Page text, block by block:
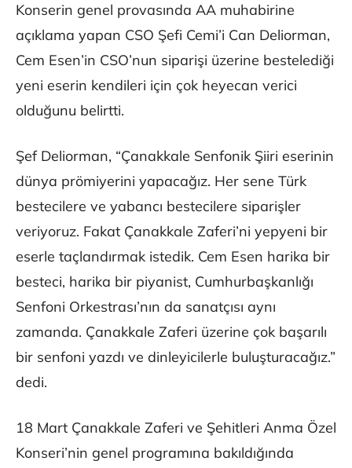
Konserin genel provasında AA muhabirine
açıklama yapan CSO Şefi Cemi’i Can Deliorman,
Cem Esen’in CSO’nun siparişi üzerine bestelediği
yeni eserin kendileri için çok heyecan verici
olduğunu belirtti.
Şef Deliorman, “Çanakkale Senfonik Şiiri eserinin
dünya prömiyerini yapacağız. Her sene Türk
bestecilere ve yabancı bestecilere siparişler
veriyoruz. Fakat Çanakkale Zaferi’ni yepyeni bir
eserle taçlandırmak istedik. Cem Esen harika bir
besteci, harika bir piyanist, Cumhurbaşkanlığı
Senfoni Orkestrası’nın da sanatçısı aynı
zamanda. Çanakkale Zaferi üzerine çok başarılı
bir senfoni yazdı ve dinleyicilerle buluşturacağız.”
dedi.
18 Mart Çanakkale Zaferi ve Şehitleri Anma Özel
Konseri’nin genel programına bakıldığında